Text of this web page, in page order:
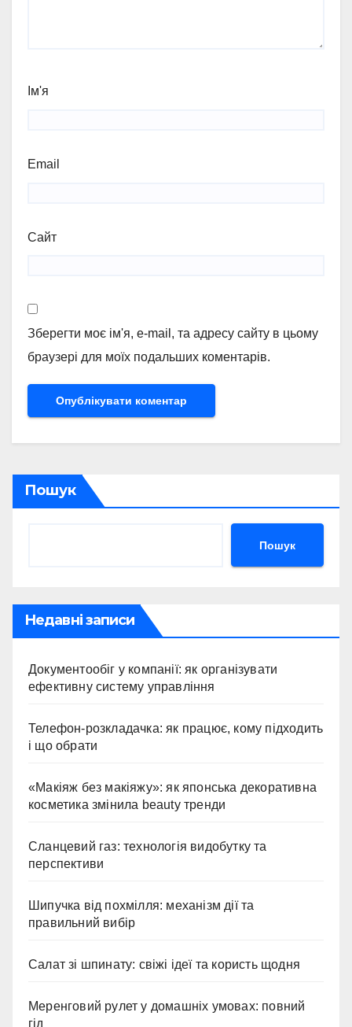
Ім'я
Email
Сайт
Зберегти моє ім'я, e-mail, та адресу сайту в цьому
браузері для моїх подальших коментарів.
Пошук
Пошук
Недавні записи
Документообіг у компанії: як організувати
ефективну систему управління
Телефон-розкладачка: як працює, кому підходить
і що обрати
«Макіяж без макіяжу»: як японська декоративна
косметика змінила beauty тренди
Сланцевий газ: технологія видобутку та
перспективи
Шипучка від похмілля: механізм дії та
правильний вибір
Салат зі шпинату: свіжі ідеї та користь щодня
Меренговий рулет у домашніх умовах: повний
гід